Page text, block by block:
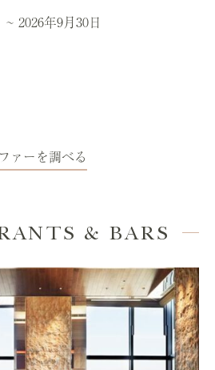
~ 2026年9月30日
ァーを調べる
& BARS